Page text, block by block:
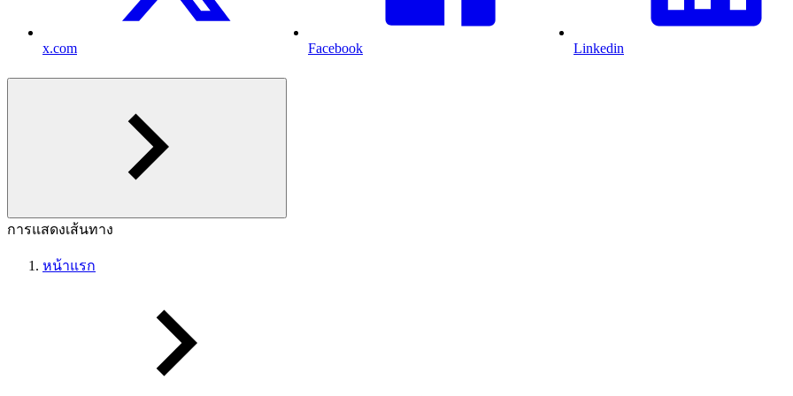
x.com Facebook Linkedin
การแสดงเส้นทาง
หน้าแรก